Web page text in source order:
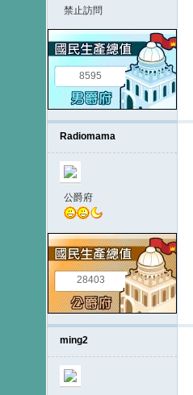
禁止訪問
8595
Radiomama
公爵府
28403
ming2